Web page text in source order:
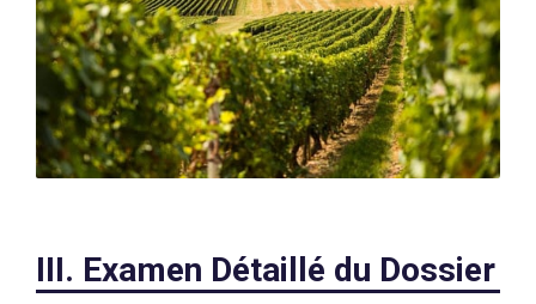
III. Examen Détaillé du Dossier